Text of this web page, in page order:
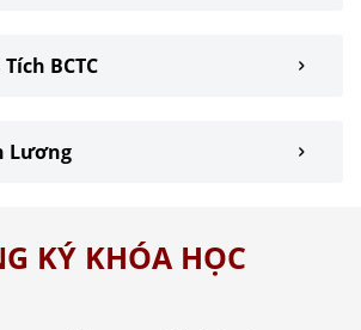
BCTC
Lương
KÝ KHÓA HỌC